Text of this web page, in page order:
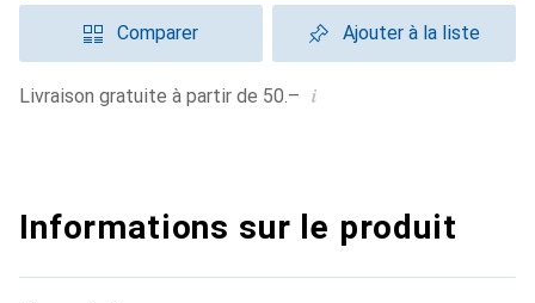
Comparer Ajouter à la liste
Livraison gratuite à partir de 50.– i
Informations sur le produit